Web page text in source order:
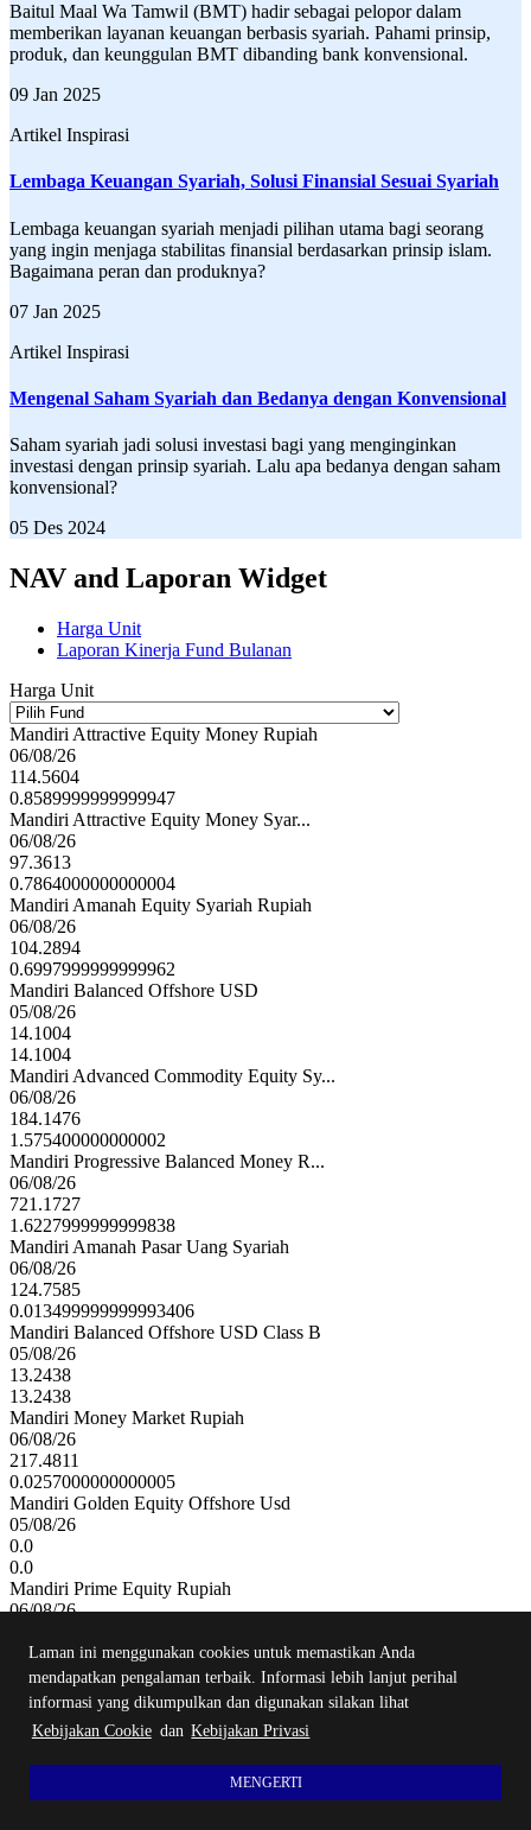
Laman ini menggunakan cookies untuk memastikan Anda
mendapatkan pengalaman terbaik. Informasi lebih lanjut perihal
informasi yang dikumpulkan dan digunakan silakan lihat
Kebijakan Cookie dan Kebijakan Privasi
MENGERTI
Baitul Maal Wa Tamwil (BMT) hadir sebagai pelopor dalam
memberikan layanan keuangan berbasis syariah. Pahami prinsip,
produk, dan keunggulan BMT dibanding bank konvensional.
09 Jan 2025
Artikel Inspirasi
Lembaga Keuangan Syariah, Solusi Finansial Sesuai Syariah
Lembaga keuangan syariah menjadi pilihan utama bagi seorang
yang ingin menjaga stabilitas finansial berdasarkan prinsip islam.
Bagaimana peran dan produknya?
07 Jan 2025
Artikel Inspirasi
Mengenal Saham Syariah dan Bedanya dengan Konvensional
Saham syariah jadi solusi investasi bagi yang menginginkan
investasi dengan prinsip syariah. Lalu apa bedanya dengan saham
konvensional?
05 Des 2024
NAV and Laporan Widget
Harga Unit
Laporan Kinerja Fund Bulanan
Harga Unit
Mandiri Attractive Equity Money Rupiah
06/08/26
114.5604
0.8589999999999947
Mandiri Attractive Equity Money Syar...
06/08/26
97.3613
0.7864000000000004
Mandiri Amanah Equity Syariah Rupiah
06/08/26
104.2894
0.6997999999999962
Mandiri Balanced Offshore USD
05/08/26
14.1004
14.1004
Mandiri Advanced Commodity Equity Sy...
06/08/26
184.1476
1.575400000000002
Mandiri Progressive Balanced Money R...
06/08/26
721.1727
1.6227999999999838
Mandiri Amanah Pasar Uang Syariah
06/08/26
124.7585
0.013499999999993406
Mandiri Balanced Offshore USD Class B
05/08/26
13.2438
13.2438
Mandiri Money Market Rupiah
06/08/26
217.4811
0.0257000000000005
Mandiri Golden Equity Offshore Usd
05/08/26
0.0
0.0
Mandiri Prime Equity Rupiah
06/08/26
0.5399000000000029
Mandiri Protected Balanced Money Rupiah
06/08/26
0.005800000000007799
47.6034